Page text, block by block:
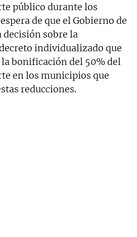
público durante los
de que el Gobierno de
decisión sobre la
individualizado que
bonificación del 50% del
en los municipios que
reducciones.